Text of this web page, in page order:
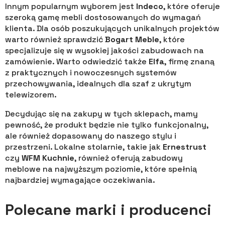
Innym popularnym wyborem jest Indeco, które oferuje
szeroką gamę mebli dostosowanych do wymagań
klienta. Dla osób poszukujących unikalnych projektów
warto również sprawdzićBogart Meble, które
specjalizuje się w wysokiej jakości zabudowach na
zamówienie. Warto odwiedzić także Elfa, firmę znaną
z praktycznych i nowoczesnych systemów
przechowywania, idealnych dla szaf z ukrytym
telewizorem.
Decydując się na zakupy w tych sklepach, mamy
pewność, że produkt będzie nie tylko funkcjonalny,
ale również dopasowany do naszego stylu i
przestrzeni. Lokalne stolarnie, takie jak Ernestrust
czy WFM Kuchnie, również oferują zabudowy
meblowe na najwyższym poziomie, które spełnią
najbardziej wymagające oczekiwania.
Polecane marki i producenci